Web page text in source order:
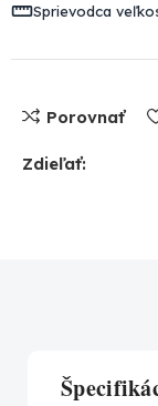
Sprievodca
Porovnať
Zdieľať: